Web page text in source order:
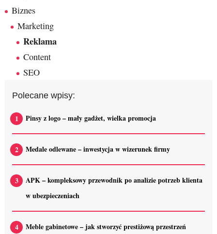
Biznes
Marketing
Reklama
Content
SEO
Polecane wpisy:
Pinsy z logo – mały gadżet, wielka promocja
Medale odlewane – inwestycja w wizerunek firmy
APK – kompleksowy przewodnik po analizie potrzeb klienta
w ubezpieczeniach
Meble gabinetowe – jak stworzyć prestiżową przestrzeń